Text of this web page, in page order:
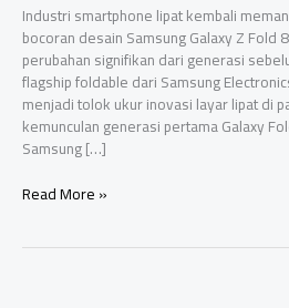
Industri smartphone lipat kembali
bocoran desain Samsung Galaxy Z Fold
perubahan signifikan dari generasi
flagship foldable dari Samsung
menjadi tolok ukur inovasi layar lipat di
kemunculan generasi pertama Galaxy
Samsung […]
Bocoran
Read More »